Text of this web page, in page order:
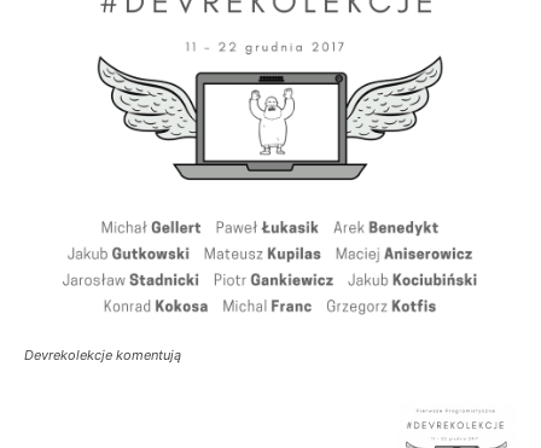
Devrekolekcje komentują